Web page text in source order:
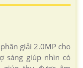
giải 2.0MP cho
sáng giúp nhìn có